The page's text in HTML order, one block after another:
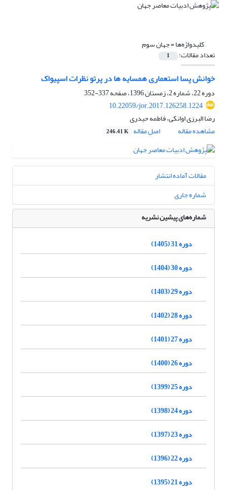
کلیدواژه‌ها =جهان سوم
تعداد مقالات: 1
خوانش پسا استعماری همسایه ها در پرتو نظرات اسپیواک
دوره 22، شماره 2، زمستان 1396، صفحه
337-352
10.22059/jor.2017.126258.1224
رضا البرزی اوانکی، فاطمه حیدری
مشاهده مقاله
اصل مقاله 246.41 K
مقالات آماده انتشار
شماره جاری
شماره‌های پیشین نشریه
دوره 31 (1405)
دوره 30 (1404)
دوره 29 (1403)
دوره 28 (1402)
دوره 27 (1401)
دوره 26 (1400)
دوره 25 (1399)
دوره 24 (1398)
دوره 23 (1397)
دوره 22 (1396)
دوره 21 (1395)